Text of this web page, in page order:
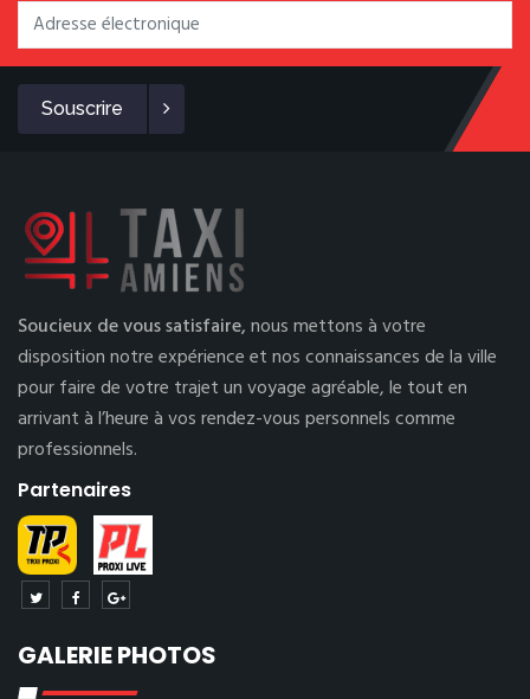
Souscrire
Soucieux de vous satisfaire,nous mettons à votre
disposition notre expérience et nos connaissances de la ville
pour faire de votre trajet un voyage agréable, le tout en
arrivant à l’heure à vos rendez-vous personnels comme
professionnels.
Partenaires
GALERIE PHOTOS